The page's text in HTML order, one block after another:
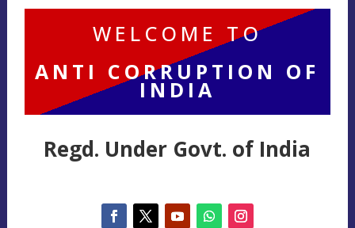
WELCOME TO
ANTI CORRUPTION OF
INDIA
Regd. Under Govt. of India